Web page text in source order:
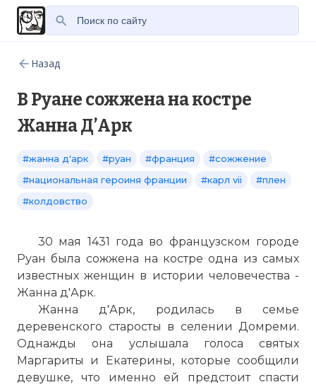
Назад
В Руане сожжена на костре
Жанна Д’Арк
#жанна д'арк #руан #франция
#сожжение
#национальная героиня франции
#карл vii
#плен
#колдовство
30 мая 1431 года во французском городе
Руан была сожжена на костре одна из самых
известных женщин в истории человечества -
Жанна д'Арк.
Жанна д'Арк, родилась в семье
деревенского старосты в селении Домреми.
Однажды она услышала голоса святых
Маргариты и Екатерины, которые сообщили
девушке, что именно ей предстоит спасти